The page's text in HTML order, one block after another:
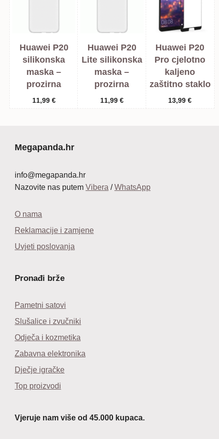
Huawei P20
silikonska
maska –
prozirna
11,99 €
Huawei P20
Lite silikonska
maska –
prozirna
11,99 €
Huawei P20
Pro cjelotno
kaljeno
zaštitno staklo
13,99€
Megapanda.hr
info@megapanda.hr
Nazovite nas putem Vibera /WhatsApp
O nama
Reklamacije i zamjene
Uvjeti poslovanja
Pronađi brže
Pametni satovi
Slušalice i zvučniki
Odječa i kozmetika
Zabavna elektronika
Dječje igračke
Top proizvodi
Vjeruje nam više od 45.000 kupaca.